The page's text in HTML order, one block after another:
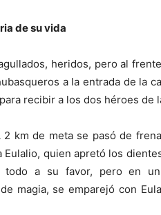
de su vida
heridos, pero al
a la entrada de la
recibir a los dos héroes de
km de meta se pasó de
quien apretó los
a su favor, pero en
magia, se emparejó con